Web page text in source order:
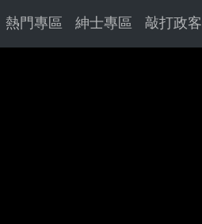
熱門專區 紳士專區 敲打政客